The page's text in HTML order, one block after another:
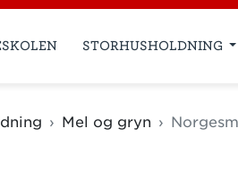
STORHUSHOLDNING
Mel og gryn